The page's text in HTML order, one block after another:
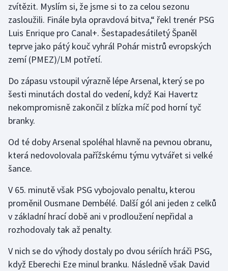
Krasobruslení
Lezení
Lyže a snowboard
Moderní pětiboj
Motorsport
Parasport
Plážový volejbal
Ragby
Rychlobruslení
zvítězit. Myslím si, že jsme si to za celou sezonu
zasloužili. Finále byla opravdová bitva,“ řekl trenér PSG
Luis Enrique pro Canal+. Šestapadesátiletý Španěl
teprve jako pátý kouč vyhrál Pohár mistrů evropských
zemí (PMEZ)/LM potřetí.
Do zápasu vstoupil výrazně lépe Arsenal, který se po
šesti minutách dostal do vedení, když Kai Havertz
nekompromisně zakončil z blízka míč pod horní tyč
branky.
Od té doby Arsenal spoléhal hlavně na pevnou obranu,
která nedovolovala pařížskému týmu vytvářet si velké
šance.
V 65. minutě však PSG vybojovalo penaltu, kterou
proměnil Ousmane Dembélé. Další gól ani jeden z celků
v základní hrací době ani v prodloužení nepřidal a
rozhodovaly tak až penalty.
V nich se do výhody dostaly po dvou sériích hráči PSG,
když Eberechi Eze minul branku. Následně však David